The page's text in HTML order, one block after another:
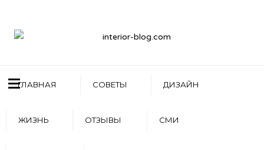
ГЛАВНАЯ СОВЕТЫ ДИЗАЙН
ЖИЗНЬ ОТЗЫВЫ СМИ